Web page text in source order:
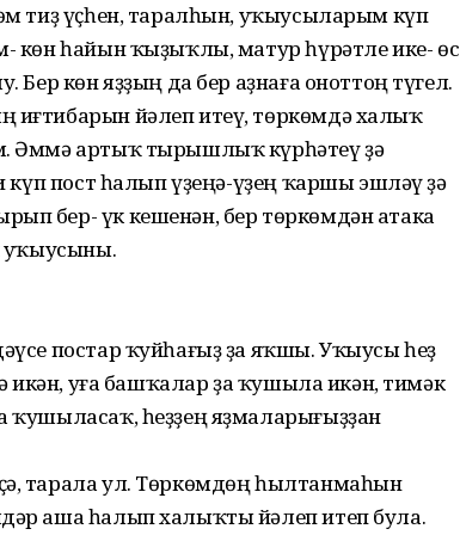
тиҙ үҫһен, таралһын, уҡыусыларым күп
көн һайын ҡыҙыҡлы, матур һүрәтле ике- өс
көн яҙҙың да бер аҙнаға оноттоң түгел.
йәлеп итеү, төркөмдә халыҡ
Әммә артыҡ тырышлыҡ күрһәтеү ҙә
пост һалып үҙеңә-үҙең ҡаршы эшләү ҙә
бер- үк кешенән, бер төркөмдән атака
уҡыусыны.
постар ҡуйһағыҙ ҙа яҡшы. Уҡыусы һеҙ
икән, уға башҡалар ҙа ҡушыла икән, тимәк
һеҙҙең яҙмаларығыҙҙан
тарала ул. Төркөмдөң һылтанмаһын
аша һалып халыҡты йәлеп итеп була.